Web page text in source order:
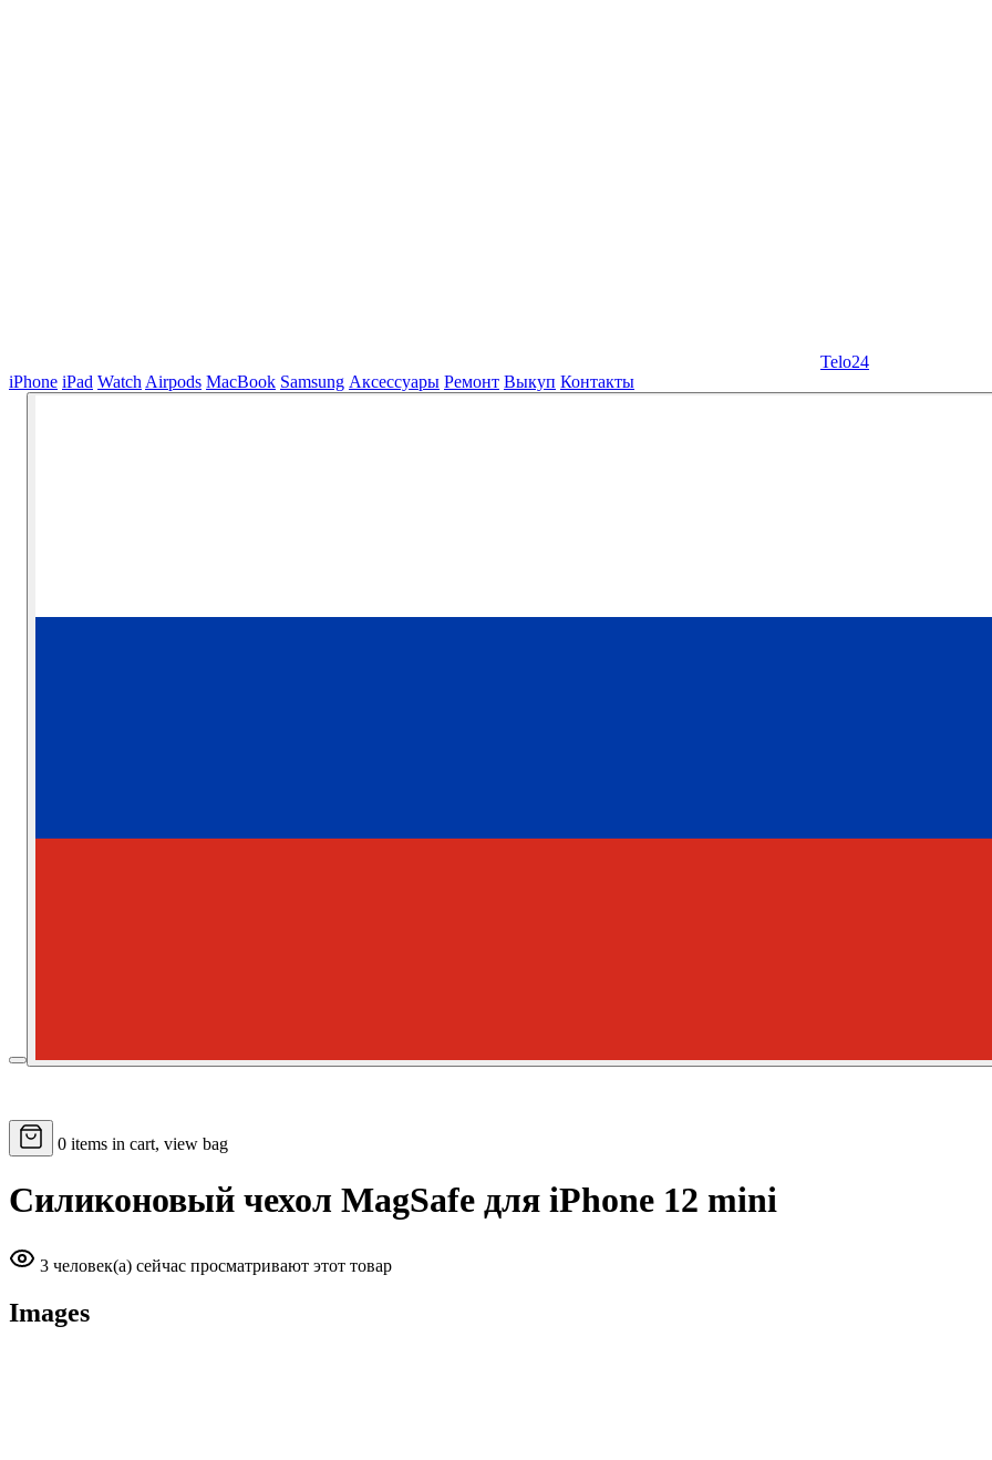
Telo24
iPhone iPad Watch Airpods MacBook Samsung Аксессуары Ремонт Выкуп Контакты
0 items in cart, view bag
Силиконовый чехол MagSafe для iPhone 12 mini
3 человек(а) сейчас просматривают этот товар
Images